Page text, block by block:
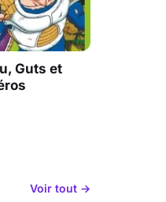
Guts et
Voir tout →